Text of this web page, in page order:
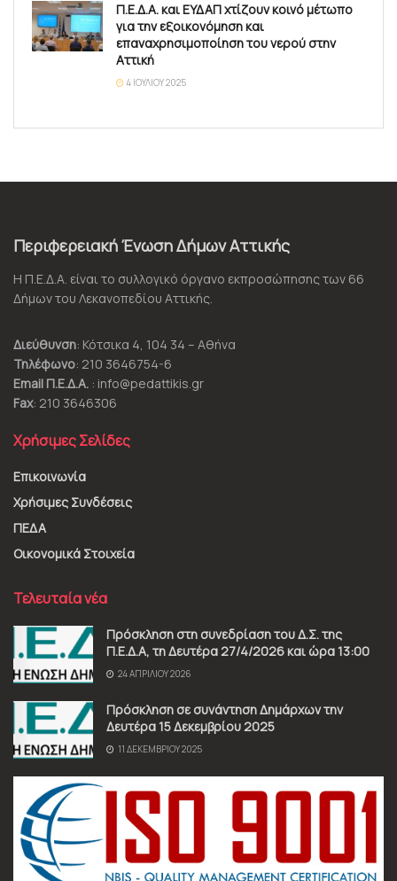
Π.Ε.Δ.Α. και ΕΥΔΑΠ χτίζουν κοινό μέτωπο
για την εξοικονόμηση και
επαναχρησιμοποίηση του νερού στην
Αττική
4 ΙΟΥΛΊΟΥ 2025
Περιφερειακή Ένωση Δήμων Αττικής
Η Π.Ε.Δ.Α. είναι το συλλογικό όργανο εκπροσώπησης των 66
Δήμων του Λεκανοπεδίου Αττικής.
Διεύθυνση: Κότσικα 4, 104 34 – Αθήνα
Τηλέφωνο: 210 3646754-6
Email Π.Ε.Δ.Α. : info@pedattikis.gr
Fax: 210 3646306
Χρήσιμες Σελίδες
Επικοινωνία
Χρήσιμες Συνδέσεις
ΠΕΔΑ
Οικονομικά Στοιχεία
Τελευταία νέα
Πρόσκληση στη συνεδρίαση του Δ.Σ. της
Π.Ε.Δ.Α, τη Δευτέρα 27/4/2026 και ώρα 13:00
24 ΑΠΡΙΛΊΟΥ 2026
Πρόσκληση σε συνάντηση Δημάρχων την
Δευτέρα 15 Δεκεμβρίου 2025
11 ΔΕΚΕΜΒΡΊΟΥ 2025